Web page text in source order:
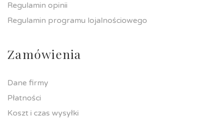
Regulamin opinii
Regulamin programu lojalnościowego
Zamówienia
Dane firmy
Płatności
Koszt i czas wysyłki